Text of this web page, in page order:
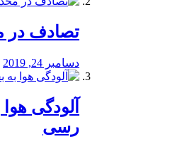
تصادف در
دسامبر 24, 2019
آلودگی
رسی